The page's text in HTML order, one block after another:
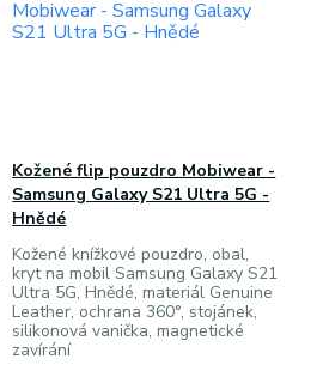
Kožené flip pouzdro Mobiwear -
Samsung Galaxy S21 Ultra 5G -
Hnědé
Kožené knížkové pouzdro, obal,
kryt na mobil Samsung Galaxy S21
Ultra 5G, Hnědé, materiál Genuine
Leather, ochrana 360°, stojánek,
silikonová vanička, magnetické
zavírání